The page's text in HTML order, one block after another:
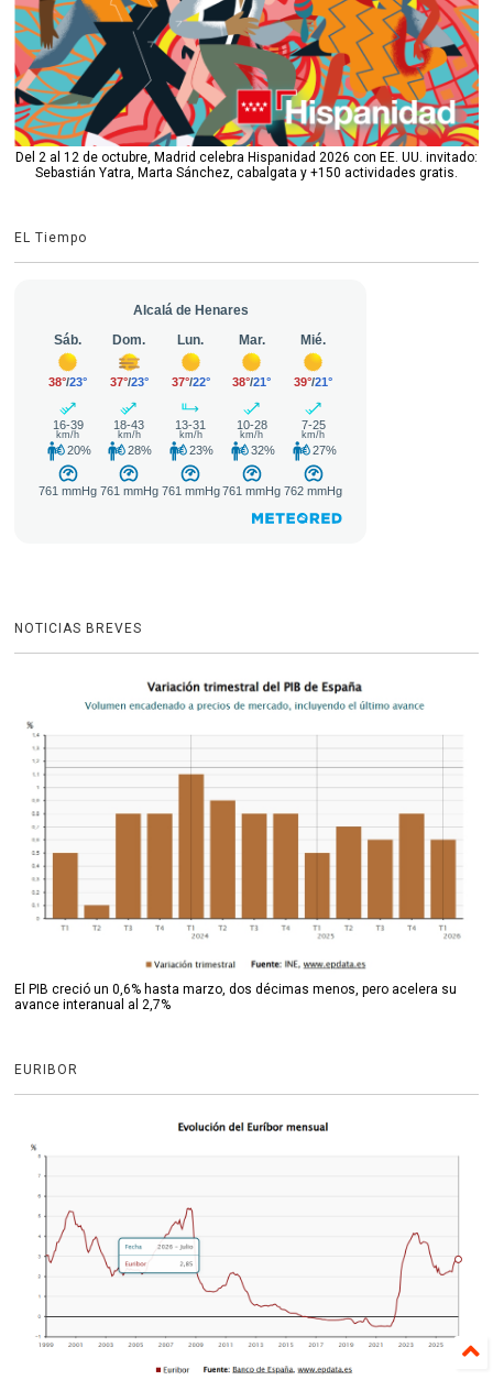
Del 2 al 12 de octubre, Madrid celebra Hispanidad 2026 con EE. UU. invitado:
Sebastián Yatra, Marta Sánchez, cabalgata y +150 actividades gratis.
EL Tiempo
NOTICIAS BREVES
El PIB creció un 0,6% hasta marzo, dos décimas menos, pero acelera su
avance interanual al 2,7%
EURIBOR